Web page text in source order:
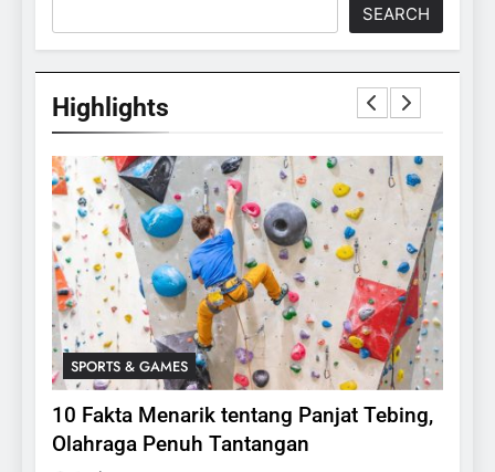
SEARCH
Highlights
SPORTS & GAMES
10 Fakta Menarik tentang Panjat Tebing,
Olahraga Penuh Tantangan